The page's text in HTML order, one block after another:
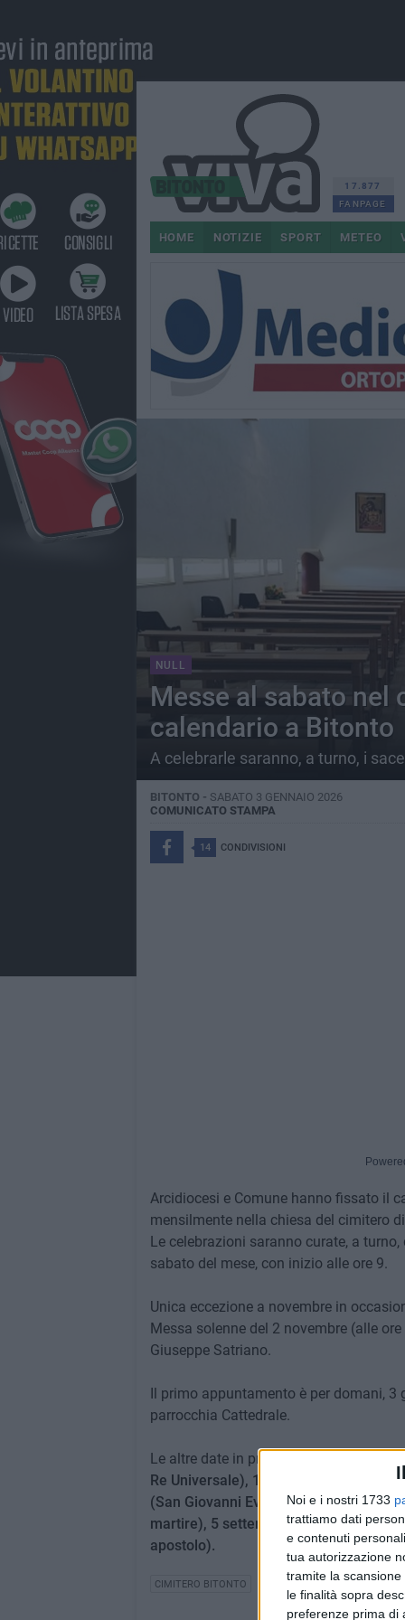
Noi e i nostri 1733
trattiamo dati
e contenuti
tua autorizzazione
tramite la
le finalità sopra
preferenze prima di
17.877
FANPAGE
HOME NOTIZIE SPORT METEO
NULL
Messe al sabato nel
calendario a Bitonto
A celebrarle saranno, a turno, i
BITONTO - SABATO 3 GENNAIO 2026
COMUNICATO STAMPA
14 CONDIVISIONI
Arcidiocesi e Comune hanno fissato il
mensilmente nella chiesa del cimitero
Le celebrazioni saranno curate, a
sabato del mese, con inizio alle ore 9.
Unica eccezione a novembre in
Messa solenne del 2 novembre (alle
Giuseppe Satriano.
Il primo appuntamento è per domani, 3
parrocchia Cattedrale.
Le altre date in programma sono:
Re Universale), 11 aprile (Santissimo
(San Giovanni Evangelista), 4 luglio
martire), 5 settembre (San Leone
apostolo).
CIMITERO BITONTO